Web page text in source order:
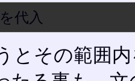
代入
とその範囲